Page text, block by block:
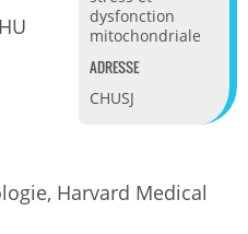
dysfonction
mitochondriale
ADRESSE
CHUSJ
Harvard Medical